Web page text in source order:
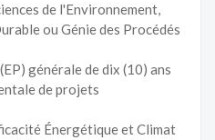
de l'Environnement,
ou Génie des Procédés
générale de dix (10) ans
de projets
Énergétique et Climat